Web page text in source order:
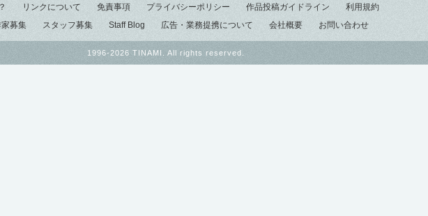
リンクについて 免責事項 プライバシーポリシー 作品投稿ガイドライン
利用規約
募集 スタッフ募集 Staff Blog 広告・業務提携について 会社概要 お問い合わせ
1996-2026 TINAMI. All rights reserved.